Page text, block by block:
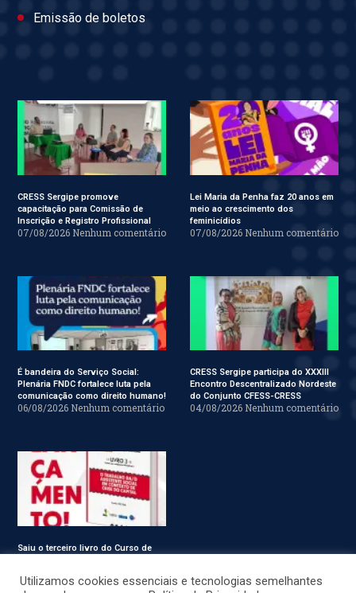
Emissão de boletos
CRESS Sergipe promove
capacitação para Comissão de
Inscrição e Registro Profissional
07/08/2026 Nenhum comentário
Lei Maria da Penha faz 20 anos em
meio ao crescimento dos
feminicídios
07/08/2026 Nenhum comentário
É bandeira do Serviço Social:
Plenária FNDC fortalece luta pela
comunicação como direito humano!
06/08/2026 Nenhum comentário
CRESS Sergipe participa do XXXIII
Encontro Descentralizado Nordeste
do Conjunto CFESS-CRESS
04/08/2026 Nenhum comentário
Saiu o terceiro livro do Curso de
Utilizamos cookies essenciais e tecnologias semelhantes